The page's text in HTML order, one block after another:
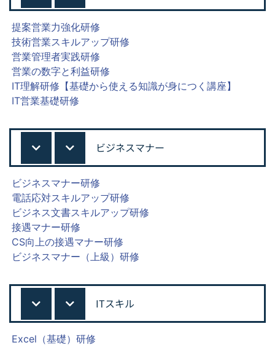
提案営業力強化研修
技術営業スキルアップ研修
営業管理者実践研修
営業の数字と利益研修
IT理解研修【基礎から使える知識が身につく講座】
IT営業基礎研修
ビジネスマナー
ビジネスマナー研修
電話応対スキルアップ研修
ビジネス文書スキルアップ研修
接遇マナー研修
CS向上の接遇マナー研修
ビジネスマナー（上級）研修
ITスキル
Excel（基礎）研修